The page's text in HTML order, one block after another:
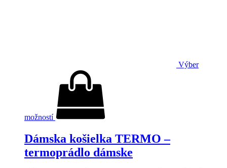
Výber
možností
Dámska košielka TERMO –
termoprádlo dámske